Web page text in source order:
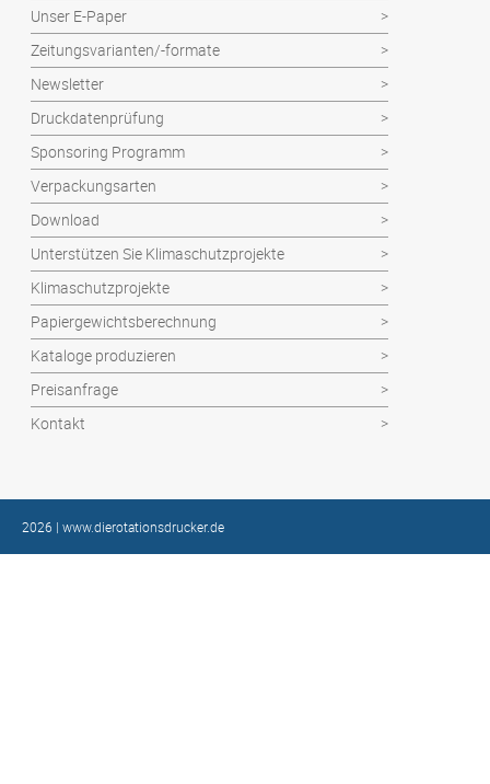
Unser E-Paper
Zeitungsvarianten/-formate
Newsletter
Druckdatenprüfung
Sponsoring Programm
Verpackungsarten
Download
Unterstützen Sie Klimaschutzprojekte
Klimaschutzprojekte
Papiergewichtsberechnung
Kataloge produzieren
Preisanfrage
Kontakt
2026 | www.dierotationsdrucker.de